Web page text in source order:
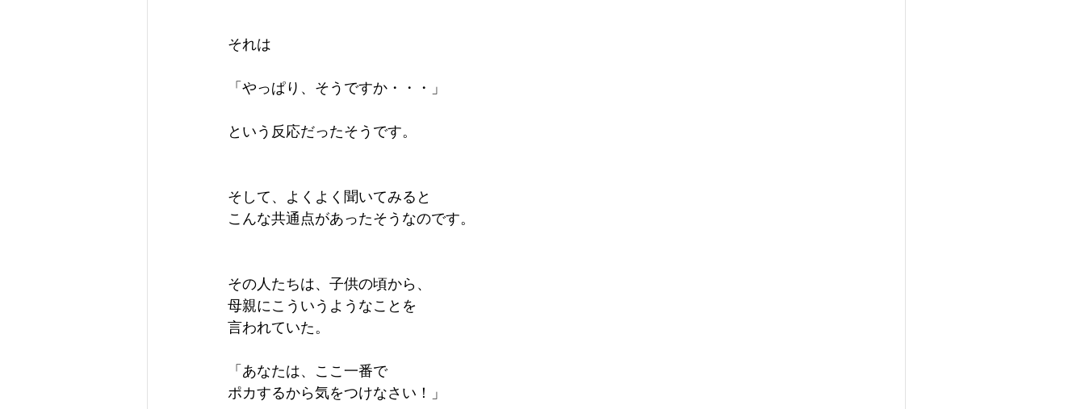
それは
「やっぱり、そうですか・・・」
という反応だったそうです。
そして、よくよく聞いてみると
こんな共通点があったそうなのです。
その人たちは、子供の頃から、
母親にこういうようなことを
言われていた。
「あなたは、ここ一番で
ポカするから気をつけなさい！」